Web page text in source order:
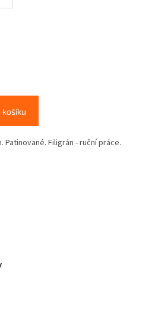
košíku
Patinované. Filigrán - ruční práce.